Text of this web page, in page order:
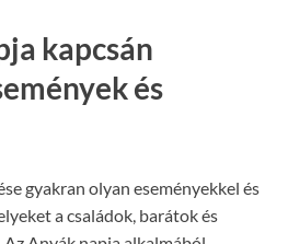
kapcsán
és
gyakran olyan eseményekkel és
a családok, barátok és